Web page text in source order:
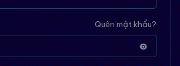
Quên mật khẩu?